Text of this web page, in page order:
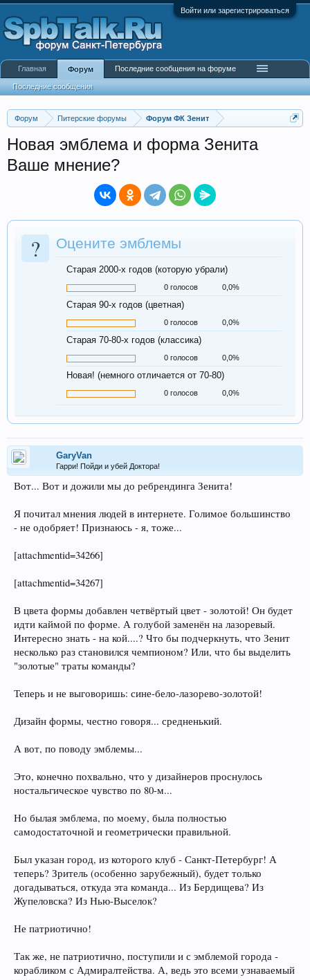
Войти или зарегистрироваться
Форум Питерские форумы Форум ФК Зенит
Новая эмблема и форма Зенита
Ваше мнение?
? Оцените эмблемы
Старая 2000-х годов (которую убрали)
0 голосов 0,0%
Старая 90-х годов (цветная)
0 голосов 0,0%
Старая 70-80-х годов (классика)
0 голосов 0,0%
Новая! (немного отличается от 70-80)
0 голосов 0,0%
GaryVan
Гарри! Пойди и убей Доктора!
Вот... Вот и дожили мы до ребрендинга Зенита!
Я почитал мнения людей в интернете. Голимое большинство
- не одобряет! Признаюсь - я, тоже...
[attachmentid=34266]
[attachmentid=34267]
В цвета формы добавлен четвёртый цвет - золотой! Он будет
идти каймой по форме. А голубой заменён на лазоревый.
Интересно знать - на кой....? Что бы подчеркнуть, что Зенит
несколько раз становился чемпионом? Или, что бы выделить
"золотые" траты команды?
Теперь и не выговоришь: сине-бело-лазорево-золотой!
Дизайн формы, честно говоря... средненький.
А вот, по поводу эмблемы...
Это, конечно похвально, что у дизайнеров проснулось
ностальгическое чувство по 80-м...
Но былая эмблема, по моему, была полностью
самодостаточной и геометрически правильной.
Был указан город, из которого клуб - Санкт-Петербург! А
теперь? Зритель (особенно зарубежный), будет только
догадываться, откуда эта команда... Из Бердищева? Из
Жупеловска? Из Нью-Выселок?
Не патриотично!
Так же, не патриотично, поступили и с эмблемой города -
корабликом с Адмиралтейства. А, ведь это всеми узнаваемый
Главная Форум
Последние сообщения
Последние сообщения на форуме